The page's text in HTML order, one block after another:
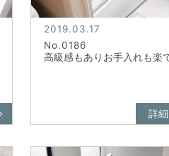
2019.03.17
No.0186
高級感もありお手入れも楽
詳